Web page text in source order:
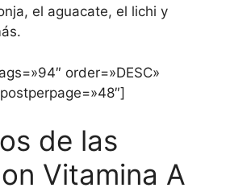
el aguacate, el lichi y
order=»DESC»
de las
Vitamina A